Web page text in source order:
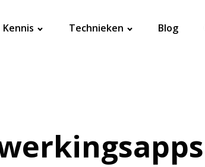
Kennis Technieken Blog